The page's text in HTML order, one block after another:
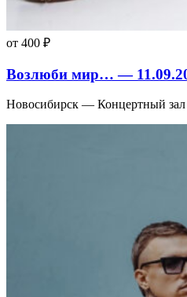
от 400 ₽
Возлюби мир… —
Новосибирск — Концертный